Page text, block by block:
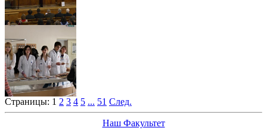
Страницы: 1 2 3 4 5 ... 51 След.
Наш Факультет